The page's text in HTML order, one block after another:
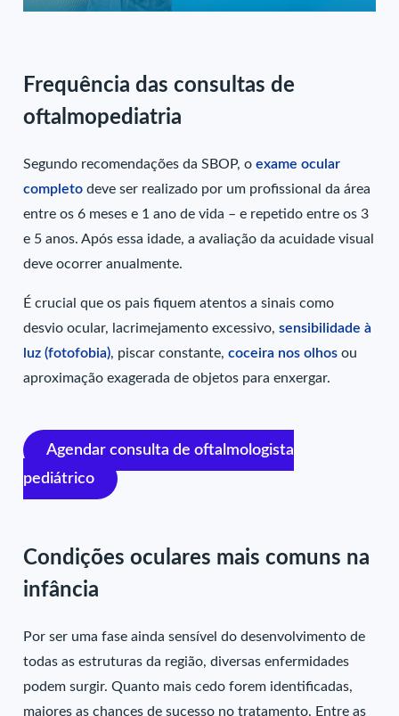
Frequência das consultas de
oftalmopediatria
Segundo recomendações da SBOP, oexame ocular
completo deve ser realizado por um profissional da área
entre os 6 meses e 1 ano de vida – e repetido entre os 3
e 5 anos. Após essa idade, a avaliação da acuidade visual
deve ocorrer anualmente.
É crucial que os pais fiquem atentos a sinais como
desvio ocular, lacrimejamento excessivo,sensibilidade à
luz (fotofobia), piscar constante,coceira nos olhos ou
aproximação exagerada de objetos para enxergar.
Agendar consulta de oftalmologista
pediátrico
Condições oculares mais comuns na
infância
Por ser uma fase ainda sensível do desenvolvimento de
todas as estruturas da região, diversas enfermidades
podem surgir. Quanto mais cedo forem identificadas,
maiores as chances de sucesso no tratamento. Entre as